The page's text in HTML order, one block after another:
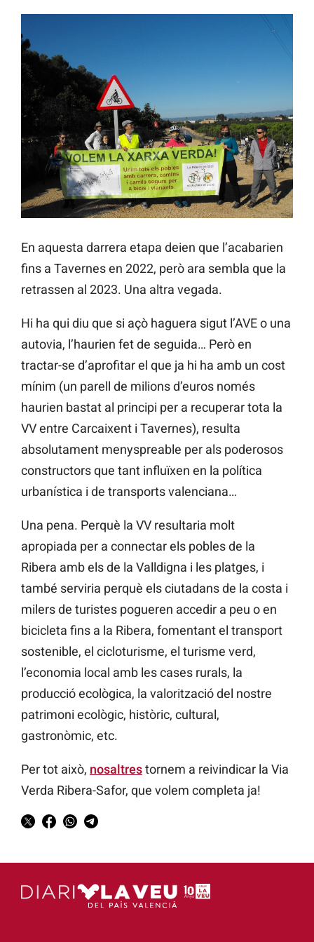
En aquesta darrera etapa deien que l’acabarien
fins a Tavernes en 2022, però ara sembla que la
retrassen al 2023. Una altra vegada.
Hi ha qui diu que si açò haguera sigut l’AVE o una
autovia, l’haurien fet de seguida… Però en
tractar-se d’aprofitar el que ja hi ha amb un cost
mínim (un parell de milions d’euros només
haurien bastat al principi per a recuperar tota la
VV entre Carcaixent i Tavernes), resulta
absolutament menyspreable per als poderosos
constructors que tant influïxen en la política
urbanística i de transports valenciana…
Una pena. Perquè la VV resultaria molt
apropiada per a connectar els pobles de la
Ribera amb els de la Valldigna i les platges, i
també serviria perquè els ciutadans de la costa i
milers de turistes pogueren accedir a peu o en
bicicleta fins a la Ribera, fomentant el transport
sostenible, el cicloturisme, el turisme verd,
l’economia local amb les cases rurals, la
producció ecològica, la valorització del nostre
patrimoni ecològic, històric, cultural,
gastronòmic, etc.
Per tot això, nosaltrestornem a reivindicar la Via
Verda Ribera-Safor, que volem completa ja!